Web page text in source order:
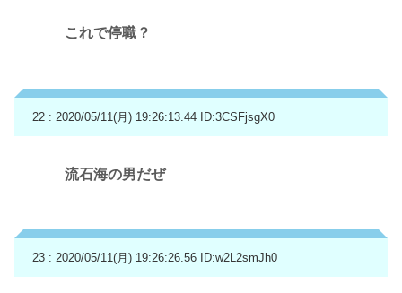
これで停職？
22 : 2020/05/11(月) 19:26:13.44 ID:3CSFjsgX0
流石海の男だぜ
23 : 2020/05/11(月) 19:26:26.56 ID:w2L2smJh0